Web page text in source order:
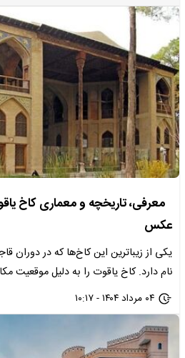
معرفی، تاریخچه و معماری کاخ
عکس
یکی از زیباترین این کاخ‌ها که در دوران
نام دارد. کاخ یاقوت را به دلیل موقعیت
۰۴ مرداد ۱۴۰۴ - ۱۰:۱۷